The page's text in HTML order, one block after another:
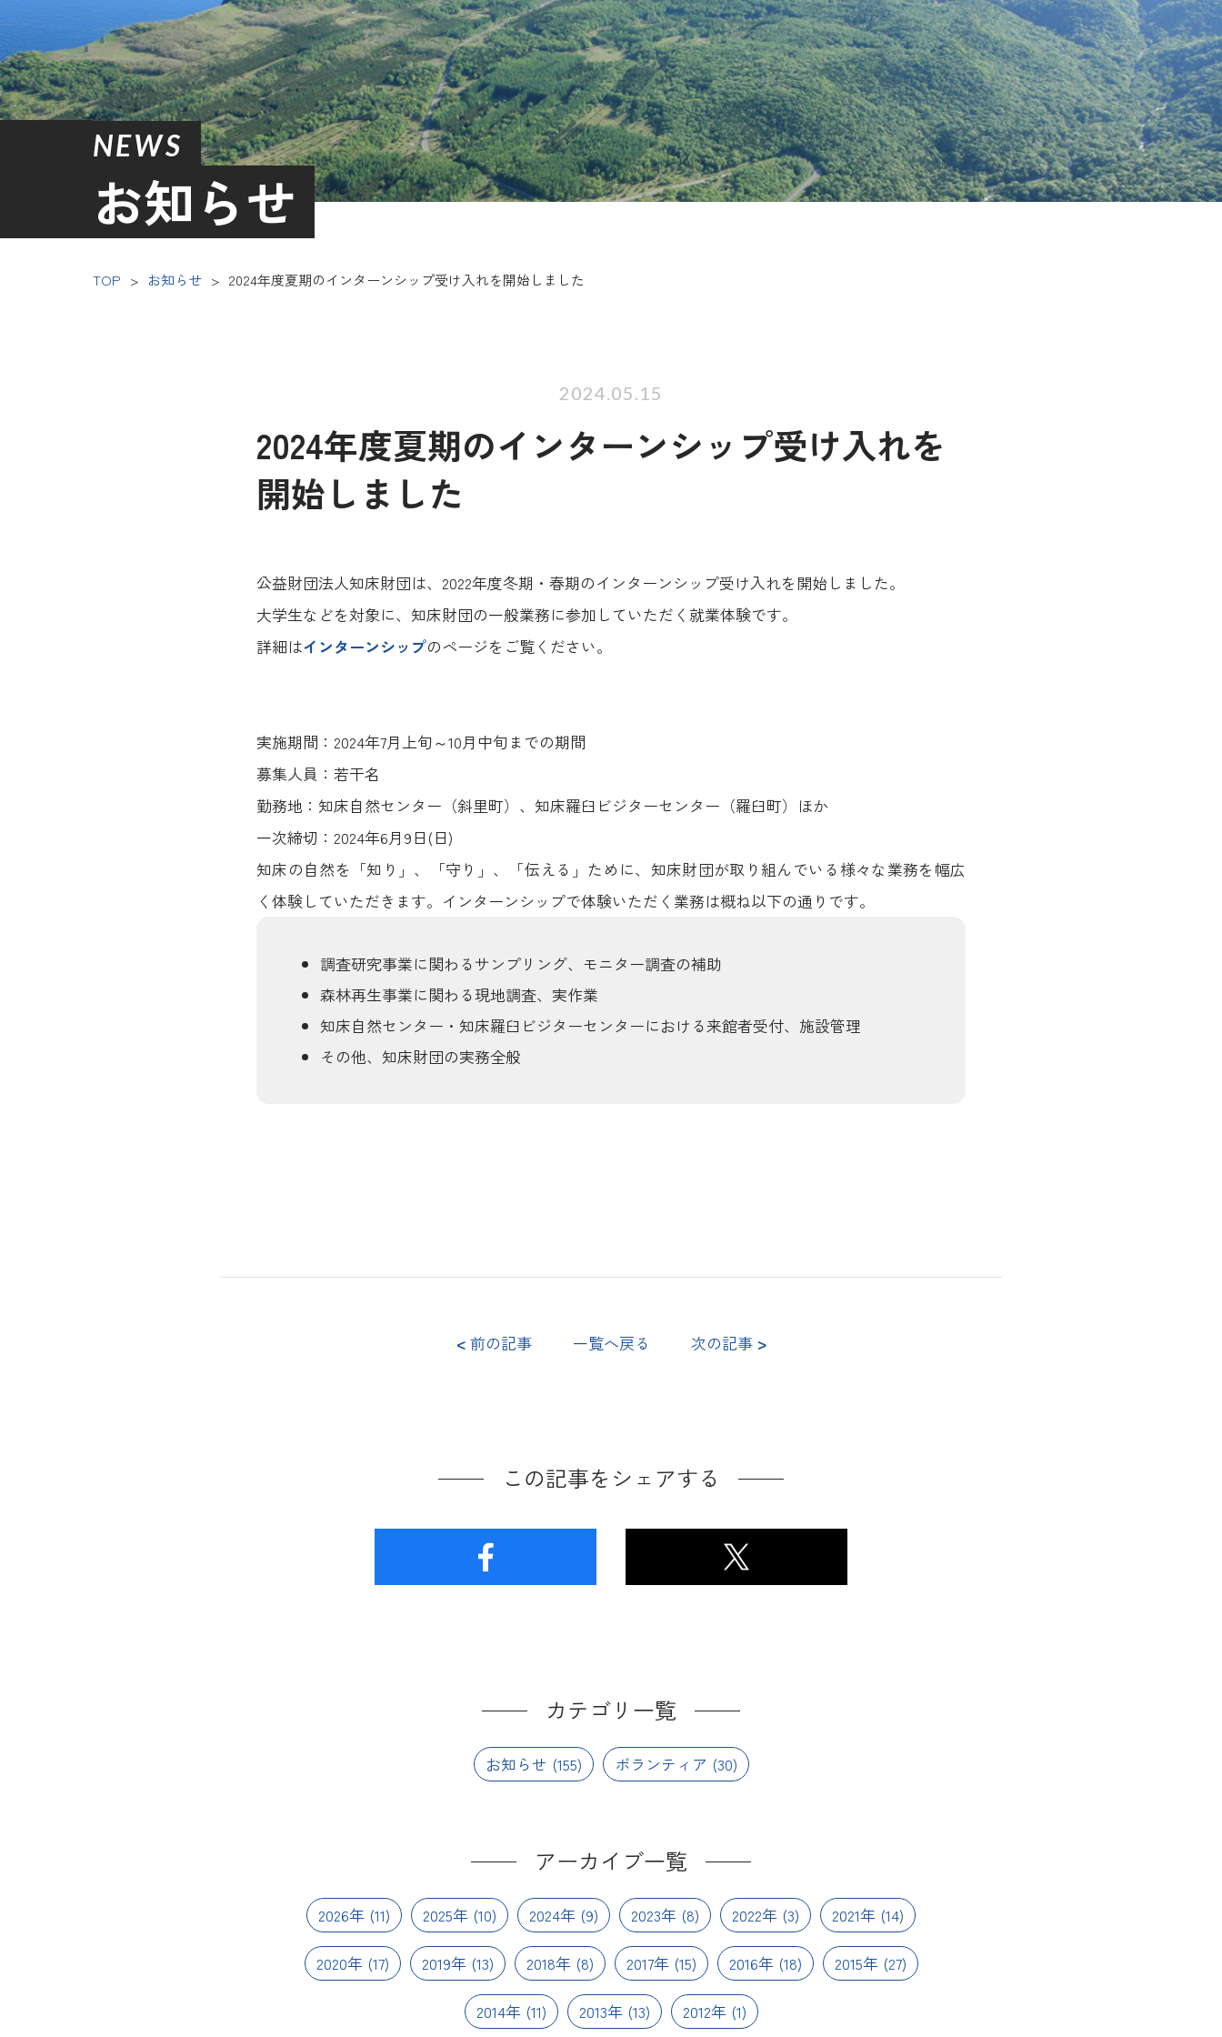
NEWS
お知らせ
TOP > お知らせ > 2024年度夏期のインターンシップ受け入れを開始しました
2024.05.15
2024年度夏期のインターンシップ受け入れを
開始しました
公益財団法人知床財団は、2022年度冬期・春期のインターンシップ受け入れを開始しました。
大学生などを対象に、知床財団の一般業務に参加していただく就業体験です。
詳細はインターンシップのページをご覧ください。
実施期間：2024年7月上旬～10月中旬までの期間
募集人員：若干名
勤務地：知床自然センター（斜里町）、知床羅臼ビジターセンター（羅臼町）ほか
一次締切：2024年6月9日(日)
知床の自然を「知り」、「守り」、「伝える」ために、知床財団が取り組んでいる様々な業務を幅広
く体験していただきます。インターンシップで体験いただく業務は概ね以下の通りです。
調査研究事業に関わるサンプリング、モニター調査の補助
森林再生事業に関わる現地調査、実作業
知床自然センター・知床羅臼ビジターセンターにおける来館者受付、施設管理
その他、知床財団の実務全般
< 前の記事 一覧へ戻る 次の記事>
この記事をシェアする
カテゴリ一覧
お知らせ (155) ボランティア (30)
アーカイブ一覧
2026年 (11) 2025年 (10) 2024年 (9) 2023年 (8) 2022年 (3) 2021年 (14)
2020年(17) 2019年(13) 2018年(8) 2017年(15) 2016年(18) 2015年(27)
2014年(11) 2013年(13) 2012年(1)